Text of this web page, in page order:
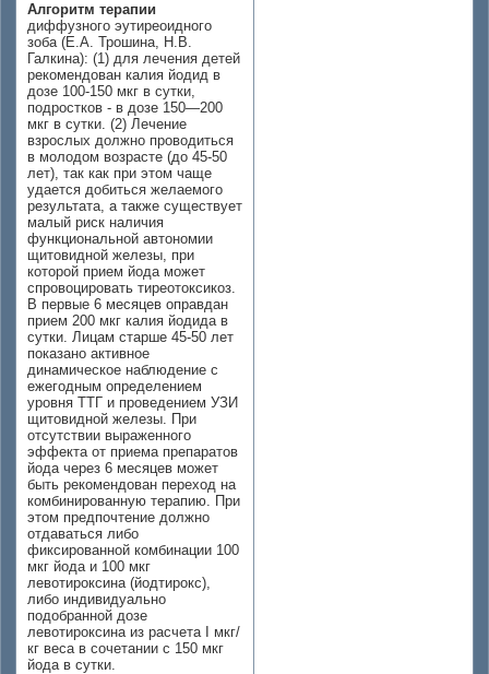
Алгоритм терапии
диффузного эутиреоидного
зоба (Е.А. Трошина, Н.В.
Галкина): (1) для лечения детей
рекомендован калия йодид в
дозе 100-150 мкг в сутки,
подростков - в дозе 150—200
мкг в сутки. (2) Лечение
взрослых должно проводиться
в молодом возрасте (до 45-50
лет), так как при этом чаще
удается добиться желаемого
результата, а также существует
малый риск наличия
функциональной автономии
щитовидной железы, при
которой прием йода может
спровоцировать тиреотоксикоз.
В первые 6 месяцев оправдан
прием 200 мкг калия йодида в
сутки. Лицам старше 45-50 лет
показано активное
динамическое наблюдение с
ежегодным определением
уровня ТТГ и проведением УЗИ
щитовидной железы. При
отсутствии выраженного
эффекта от приема препаратов
йода через 6 месяцев может
быть рекомендован переход на
комбинированную терапию. При
этом предпочтение должно
отдаваться либо
фиксированной комбинации 100
мкг йода и 100 мкг
левотироксина (йодтирокс),
либо индивидуально
подобранной дозе
левотироксина из расчета I мкг/
кг веса в сочетании с 150 мкг
йода в сутки.